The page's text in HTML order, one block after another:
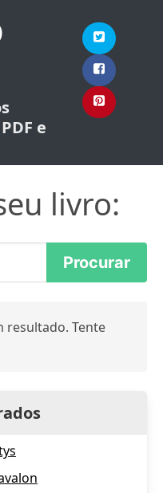
e
livro:
resultado. Tente